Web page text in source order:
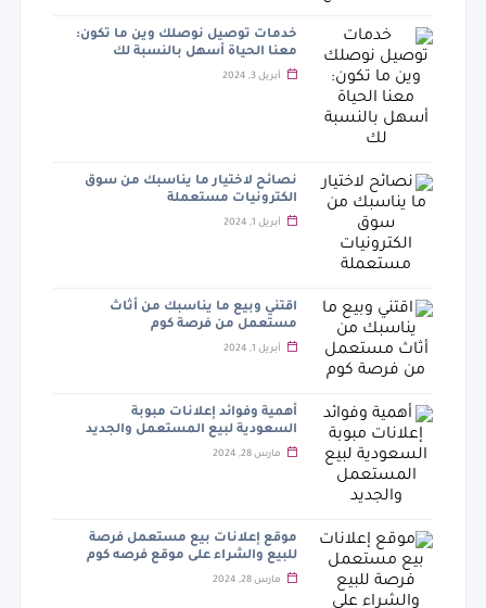
خدمات توصيل نوصلك وين ما تكون:
معنا الحياة أسهل بالنسبة لك
أبريل 3, 2024
نصائح لاختيار ما يناسبك من سوق
الكترونيات مستعملة
أبريل 1, 2024
اقتني وبيع ما يناسبك من أثاث
مستعمل من فرصة كوم
أبريل 1, 2024
أهمية وفوائد إعلانات مبوبة
السعودية لبيع المستعمل والجديد
مارس 28, 2024
موقع إعلانات بيع مستعمل فرصة
للبيع والشراء على موقع فرصه كوم
مارس 28, 2024